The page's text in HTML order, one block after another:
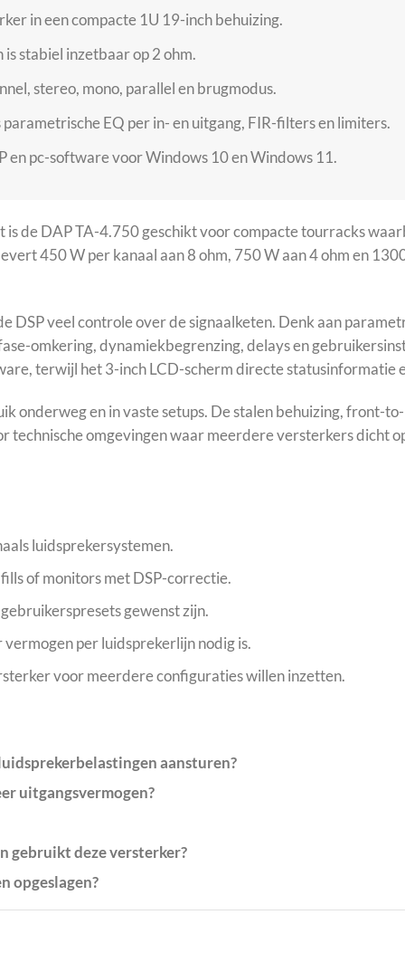
in een compacte 1U 19-inch behuizing.
stabiel inzetbaar op 2 ohm.
stereo, mono, parallel en brugmodus.
EQ per in- en uitgang, FIR-filters en limiters.
pc-software voor Windows 10 en Windows 11.
de DAP TA-4.750 geschikt voor compacte tourracks
450 W per kanaal aan 8 ohm, 750 W aan 4 ohm en
DSP veel controle over de signaalketen. Denk aan
omkering, dynamiekbegrenzing, delays en
terwijl het 3-inch LCD-scherm directe statusinformatie
onderweg en in vaste setups. De stalen behuizing, front-
technische omgevingen waar meerdere versterkers dicht
luidsprekersystemen.
of monitors met DSP-correctie.
gewenst zijn.
per luidsprekerlijn nodig is.
voor meerdere configuraties willen inzetten.
aansturen?
uitgangsvermogen?
gebruikt deze versterker?
opgeslagen?